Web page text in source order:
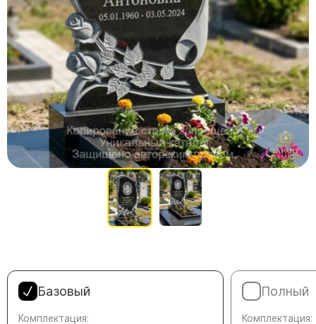
Cкульптуры ангел
Детские памятники
Памятники Мусульманские
Памятники Армянские
Европейские памятники
Памятники "Клипарт"
Семейные памятники ( памятники на двоих )
Памятники в форме креста
Зеркальные памятники
Памятники из белого мрамора Коелга
Креативные памятники
Памятники комбинированные
Базовый
Комплектация:
Полный
Комплектация: